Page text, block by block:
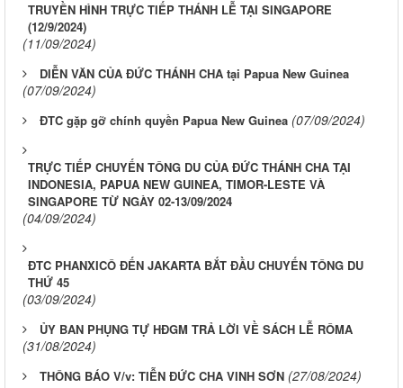
TRUYỀN HÌNH TRỰC TIẾP THÁNH LỄ TẠI SINGAPORE
(12/9/2024)
(11/09/2024)
DIỄN VĂN CỦA ĐỨC THÁNH CHA tại Papua New Guinea
(07/09/2024)
​​​​​​​ĐTC gặp gỡ chính quyền Papua New Guinea (07/09/2024)
TRỰC TIẾP CHUYẾN TÔNG DU CỦA ĐỨC THÁNH CHA TẠI
INDONESIA, PAPUA NEW GUINEA, TIMOR-LESTE VÀ
SINGAPORE TỪ NGÀY 02-13/09/2024
(04/09/2024)
ĐTC PHANXICÔ ĐẾN JAKARTA BẮT ĐẦU CHUYẾN TÔNG DU
THỨ 45
(03/09/2024)
ỦY BAN PHỤNG TỰ HĐGM TRẢ LỜI VỀ SÁCH LỄ RÔMA
(31/08/2024)
THÔNG BÁO V/v: TIỄN ĐỨC CHA VINH SƠN (27/08/2024)